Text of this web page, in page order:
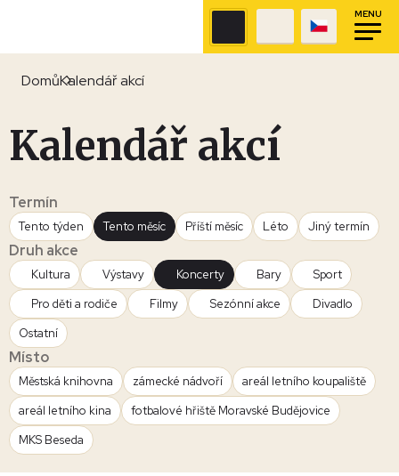
MENU
DomůKalendář akcí
Kalendář akcí
Termín
Tento týden Tento měsíc Příští měsíc Léto Jiný termín
Druh akce
Kultura Výstavy Koncerty Bary
Sport
Pro děti a rodiče
Filmy Sezónní akce
Divadlo
Ostatní
Místo
Městská knihovna zámecké nádvoří
areál letního koupaliště
areál letního kina
fotbalové hřiště Moravské Budějovice
MKS Beseda